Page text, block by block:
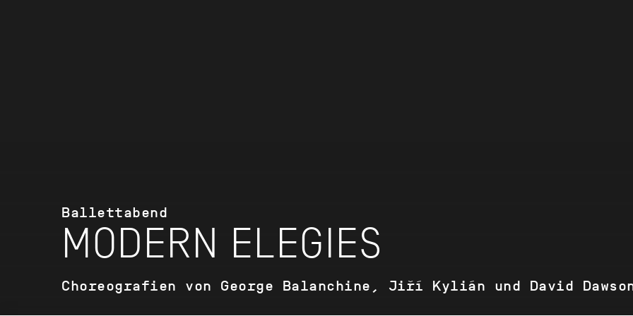
Ballettabend
MODERN ELEGIES
Choreografien von George Balanchine, Jiří Kylián und David